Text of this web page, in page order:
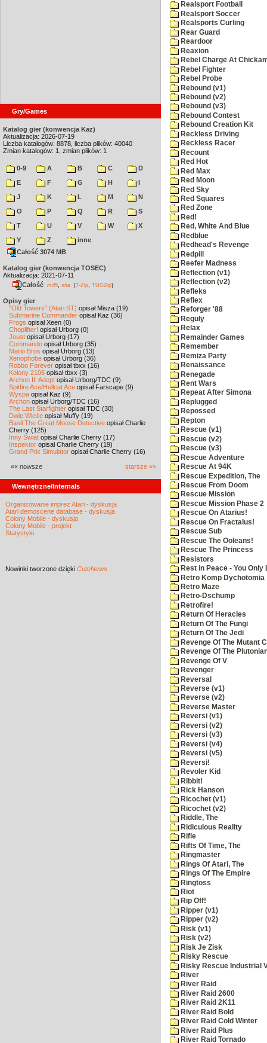
Gry/Games
Katalog gier (konwencja Kaz)
Aktualizacja: 2026-07-19
Liczba katalogów: 8878, liczba plików: 40040
Zmian katalogów: 1, zmian plików: 1
0-9 A B C
D
E
F G H
I
J
K L M
N
O
P Q R
S
T
U V W
X
Y
Z
inne
Całość 3074 MB
Katalog gier (konwencja TOSEC)
Aktualizacja: 2021-07-11
Całość md5 sha (7-Zip TUGZip)
Opisy gier
"Old Towers" (Atari ST) opisał Misza (19)
Submarine Commander opisał Kaz (36)
Frogs opisał Xeen (0)
Choplifter! opisał Urborg (0)
Joust opisał Urborg (17)
Commando opisał Urborg (35)
Mario Bros opisał Urborg (13)
Xenophobe opisał Urborg (36)
Robbo Forever opisał tbxx (16)
Kolony 2106 opisał tbxx (3)
Archon II: Adept opisał Urborg/TDC (9)
Spitfire Ace/Hellcat Ace opisał Farscape (9)
Wyspa opisał Kaz (9)
Archon opisał Urborg/TDC (16)
The Last Starfighter opisał TDC (30)
Dwie Wieże opisał Muffy (19)
Basil The Great Mouse Detective opisał Charlie
Cherry (125)
Inny Świat opisał Charlie Cherry (17)
Inspektor opisał Charlie Cherry (19)
Grand Prix Simulator opisał Charlie Cherry (16)
«« nowsze starsze »»
Wewnętrzne/Internals
Organizowanie imprez Atari - dyskusja
Atari demoscene database - dyskusja
Colony Mobile - dyskusja
Colony Mobile - projekt
Statystyki
Nowinki tworzone dzięki CuteNews
Realsport Football
Realsport Soccer
Realsports Curling
Rear Guard
Reardoor
Reaxion
Rebel Charge At
Rebel Fighter
Rebel Probe
Rebound (v1)
Rebound (v2)
Rebound (v3)
Rebound Contest
Rebound Creation Kit
Reckless Driving
Reckless Racer
Recount
Red Hot
Red Max
Red Moon
Red Sky
Red Squares
Red Zone
Red!
Red, White And Blue
Redblue
Redhead's Revenge
Redpill
Reefer Madness
Reflection (v1)
Reflection (v2)
Refleks
Reflex
Reforger '88
Reguly
Relax
Remainder Games
Remember
Remiza Party
Renaissance
Renegade
Rent Wars
Repeat After Simona
Replugged
Repossed
Repton
Rescue (v1)
Rescue (v2)
Rescue (v3)
Rescue Adventure
Rescue At 94K
Rescue Expedition, The
Rescue From Doom
Rescue Mission
Rescue Mission Phase 2
Rescue On Atarius!
Rescue On Fractalus!
Rescue Sub
Rescue The Ooleans!
Rescue The Princess
Resistors
Rest in Peace - You Only
Retro Komp Dychotomia
Retro Maze
Retro-Dschump
Retrofire!
Return Of Heracles
Return Of The Fungi
Return Of The Jedi
Revenge Of The Mutant
Revenge Of The
Revenge Of V
Revenger
Reversal
Reverse (v1)
Reverse (v2)
Reverse Master
Reversi (v1)
Reversi (v2)
Reversi (v3)
Reversi (v4)
Reversi (v5)
Reversi!
Revoler Kid
Ribbit!
Rick Hanson
Ricochet (v1)
Ricochet (v2)
Riddle, The
Ridiculous Reality
Rifle
Rifts Of Time, The
Ringmaster
Rings Of Atari, The
Rings Of The Empire
Ringtoss
Riot
Rip Off!
Ripper (v1)
Ripper (v2)
Risk (v1)
Risk (v2)
Risk Je Zisk
Risky Rescue
Risky Rescue Industrial
River
River Raid
River Raid 2600
River Raid 2K11
River Raid Bold
River Raid Cold Winter
River Raid Plus
River Raid Tornado